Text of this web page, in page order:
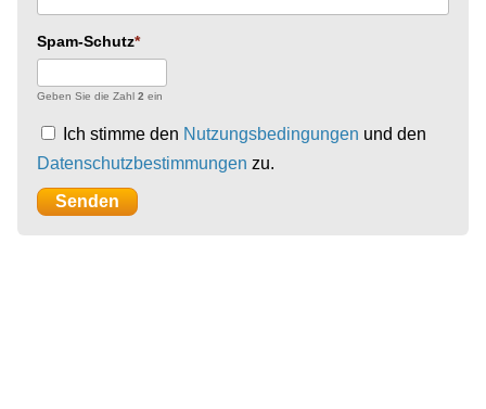
Spam-Schutz
Geben Sie die Zahl 2 ein
Ich stimme den Nutzungsbedingungen und den
Datenschutzbestimmungen zu.